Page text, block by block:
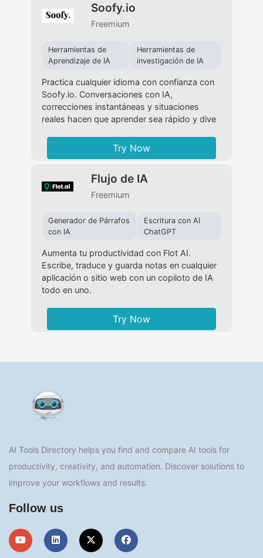
Soofy.io
Freemium
Herramientas de
Aprendizaje de IA
Herramientas de
investigación de IA
Practica cualquier idioma con confianza con
Soofy.io. Conversaciones con IA,
correcciones instantáneas y situaciones
reales hacen que aprender sea rápido y dive
Try Now
Flujo de IA
Freemium
Generador de Párrafos
con IA
Escritura con AI
ChatGPT
Aumenta tu productividad con Flot AI.
Escribe, traduce y guarda notas en cualquier
aplicación o sitio web con un copiloto de IA
todo en uno.
Try Now
AI Tools Directory helps you find and compare AI tools for
productivity, creativity, and automation. Discover solutions to
improve your workflows and results.
Follow us